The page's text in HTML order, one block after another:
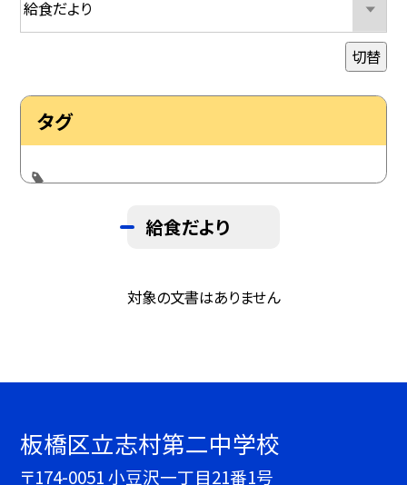
切替
タグ
給食だより
対象の文書はありません
板橋区立志村第二中学校
〒174-0051 小豆沢一丁目21番1号